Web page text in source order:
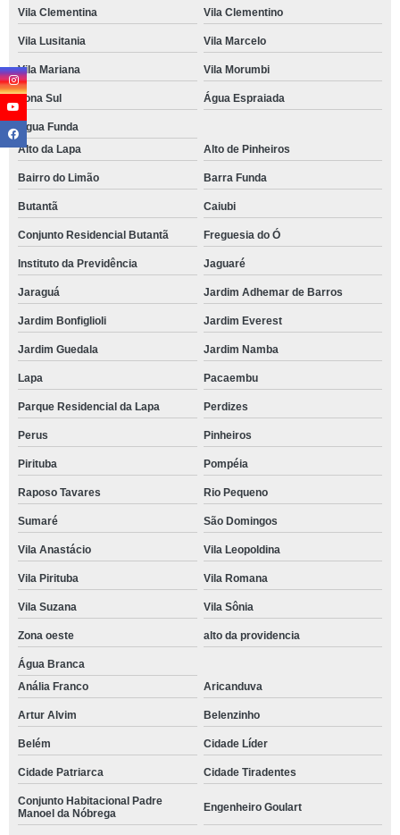
Vila Clementina Vila Clementino
Vila Lusitania Vila Marcelo
Vila Mariana Vila Morumbi
Zona Sul Água Espraiada
Água Funda
Alto da Lapa
Alto de Pinheiros
Bairro do Limão Barra Funda
Butantã Caiubi
Conjunto Residencial Butantã Freguesia do Ó
Instituto da Previdência Jaguaré
Jaraguá Jardim Adhemar de Barros
Jardim Bonfiglioli Jardim Everest
Jardim Guedala Jardim Namba
Lapa Pacaembu
Parque Residencial da Lapa Perdizes
Perus Pinheiros
Pirituba Pompéia
Raposo Tavares Rio Pequeno
Sumaré São Domingos
Vila Anastácio Vila Leopoldina
Vila Pirituba Vila Romana
Vila Suzana Vila Sônia
Zona oeste alto da providencia
Água Branca
Anália Franco
Aricanduva
Artur Alvim Belenzinho
Belém Cidade Líder
Cidade Patriarca Cidade Tiradentes
Conjunto Habitacional Padre
Manoel da Nóbrega
Engenheiro Goulart